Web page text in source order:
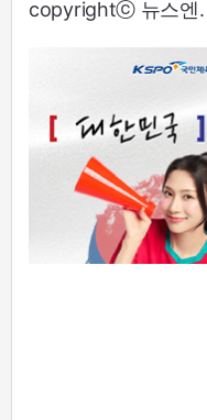
copyrightⓒ 뉴스엔.